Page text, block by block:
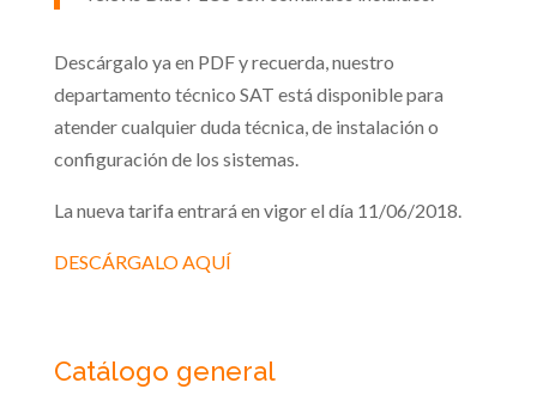
Descárgalo ya en PDF y recuerda, nuestro
departamento técnico SAT está disponible para
atender cualquier duda técnica, de instalación o
configuración de los sistemas.
La nueva tarifa entrará en vigor el día 11/06/2018.
DESCÁRGALO AQUÍ
Catálogo general